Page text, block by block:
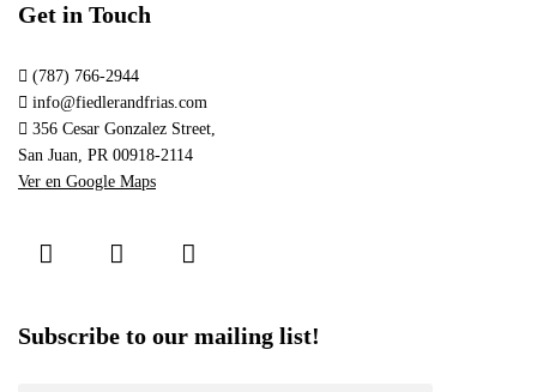
Get in Touch
(787) 766-2944
info@fiedlerandfrias.com
356 Cesar Gonzalez Street,
San Juan, PR 00918-2114
Ver en Google Maps
Subscribe to our mailing list!